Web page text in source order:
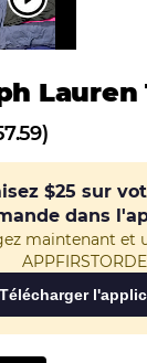
Lauren
$25 sur
dans
maintenant et
Télécharger